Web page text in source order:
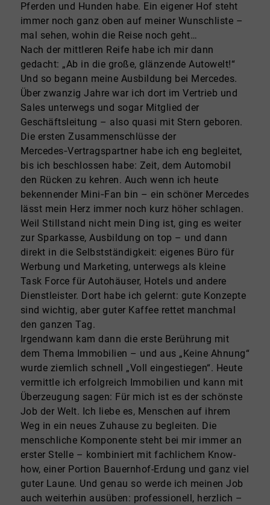
Pferden und Hunden habe. Ein eigener Hof steht
immer noch ganz oben auf meiner Wunschliste –
mal sehen, wohin die Reise noch geht…
Nach der mittleren Reife habe ich mir dann
gedacht: „Ab in die große, glänzende Autowelt!“
Und so begann meine Ausbildung bei Mercedes.
Über zwanzig Jahre war ich dort im Vertrieb und
Sales unterwegs und sogar Mitglied der
Geschäftsleitung – also quasi mit Stern geboren.
Die ersten Zusammenschlüsse der
Mercedes‑Vertragspartner habe ich eng begleitet,
bis ich beschlossen habe: Zeit, dem Automobil
den Rücken zu kehren. Auch wenn ich heute
bekennender Mini‑Fan bin – ein schöner Mercedes
lässt mein Herz immer noch kurz höher schlagen.
Weil Stillstand nicht mein Ding ist, ging es weiter
zur Sparkasse, Ausbildung on top – und dann
direkt in die Selbstständigkeit: eigenes Büro für
Werbung und Marketing, unterwegs als kleine
Task Force für Autohäuser, Hotels und andere
Dienstleister. Dort habe ich gelernt: gute Konzepte
sind wichtig, aber guter Kaffee rettet manchmal
den ganzen Tag.
Irgendwann kam dann die erste Berührung mit
dem Thema Immobilien – und aus „Keine Ahnung“
wurde ziemlich schnell „Voll eingestiegen“. Heute
vermittle ich erfolgreich Immobilien und kann mit
Überzeugung sagen: Für mich ist es der schönste
Job der Welt. Ich liebe es, Menschen auf ihrem
Weg in ein neues Zuhause zu begleiten. Die
menschliche Komponente steht bei mir immer an
erster Stelle – kombiniert mit fachlichem Know-
how, einer Portion Bauernhof-Erdung und ganz viel
guter Laune. Und genau so werde ich meinen Job
auch weiterhin ausüben: professionell, herzlich –